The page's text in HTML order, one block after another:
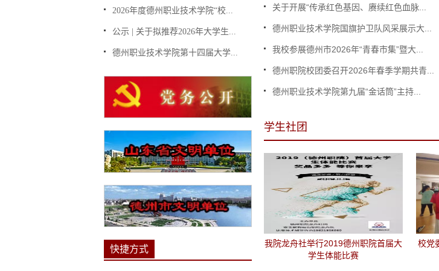
2026年度德州职业技术学院“校...
公示 | 关于拟推荐2026年大学生...
德州职业技术学院第十四届大学...
快捷方式
关于开展“传承红色基因、赓续红色血脉...
德州职业技术学院国旗护卫队风采展示大...
我校参展德州市2026年“青春市集”暨大...
德州职院校团委召开2026年春季学期共青...
德州职业技术学院第九届“金话筒”主持...
学生社团
我院龙舟社举行2019德州职院首届大
学生体能比赛
校党